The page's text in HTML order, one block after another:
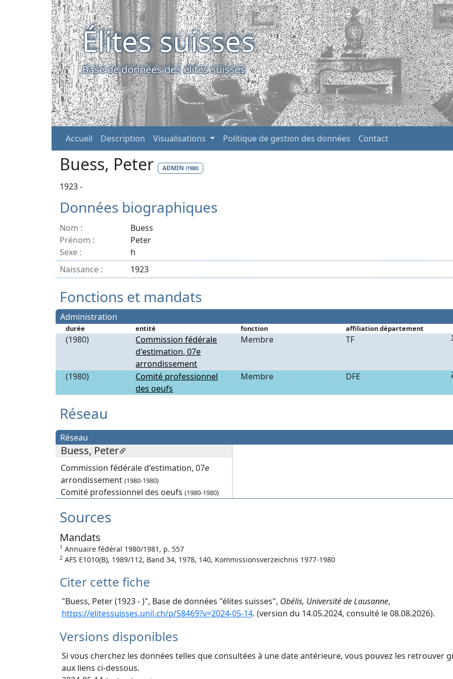
Élites suisses
Base de données des élites suisses
Accueil Description Visualisations Politique de gestion des données Contact
Buess, Peter ADMIN (1980)
1923 -
Données biographiques
Nom :
Buess
Prénom :
Peter
Sexe :
h
Naissance :
1923
Fonctions et mandats
Administration
durée entité fonction affiliation département
(1980)
Commission fédérale
d'estimation, 07e
arrondissement
Membre TF
(1980)
Comité professionnel
des oeufs
Membre DFE
Réseau
Réseau
Buess, Peter
Commission fédérale d'estimation, 07e
arrondissement (1980-1980)
Comité professionnel des oeufs (1980-1980)
Sources
Mandats
1 Annuaire fédéral 1980/1981, p. 557
2 AFS E1010(B), 1989/112, Band 34, 1978, 140, Kommissionsverzeichnis 1977-1980
Citer cette fiche
"Buess, Peter (1923 - )", Base de données "élites suisses", Obélis, Université de Lausanne,
https://elitessuisses.unil.ch/p/58469?v=2024-05-14. (version du 14.05.2024, consulté le 08.08.2026).
Versions disponibles
Si vous cherchez les données telles que consultées à une date antérieure, vous pouvez les retrouver
aux liens ci-dessous.